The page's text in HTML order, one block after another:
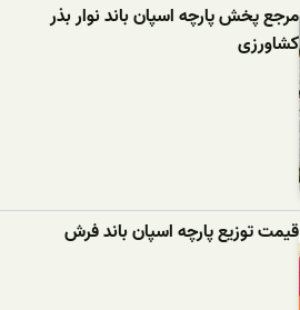
مرجع پخش پارچه اسپان باند نوار بذر
کشاورزی
قیمت توزیع پارچه اسپان باند فرش